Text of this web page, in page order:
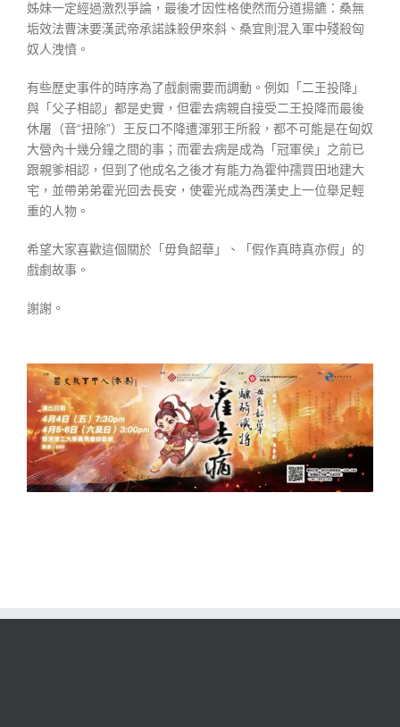
姊妹一定經過激烈爭論，最後才因性格使然而分道揚鑣：桑無
垢效法曹沫要漢武帝承諾誅殺伊來斜、桑宜則混入軍中殘殺匈
奴人洩憤。
有些歷史事件的時序為了戲劇需要而調動。例如「二王投降」
與「父子相認」都是史實，但霍去病親自接受二王投降而最後
休屠（音“扭除”）王反口不降遭渾邪王所殺，都不可能是在匈奴
大營內十幾分鐘之間的事；而霍去病是成為「冠軍侯」之前已
跟親爹相認，但到了他成名之後才有能力為霍仲孺買田地建大
宅，並帶弟弟霍光回去長安，使霍光成為西漢史上一位舉足輕
重的人物。
希望大家喜歡這個關於「毋負韶華」、「假作真時真亦假」的
戲劇故事。
謝謝。